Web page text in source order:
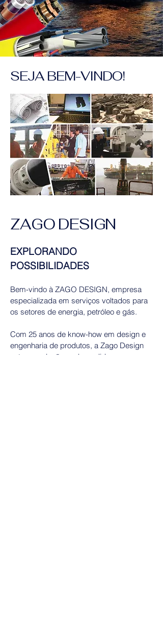
SEJA BEM-VINDO!
ZAGO DESIGN
EXPLORANDO
POSSIBILIDADES
Bem-vindo à ZAGO DESIGN, empresa
especializada em serviços voltados para
os setores de energia, petróleo e gás.
Com 25 anos de know-how em design e
engenharia de produtos, a Zago Design
entrega soluções sob medida, com